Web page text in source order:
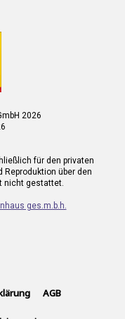
2026
für den privaten
Reproduktion über den
nicht gestattet.
ges.m.b.h.
AGB